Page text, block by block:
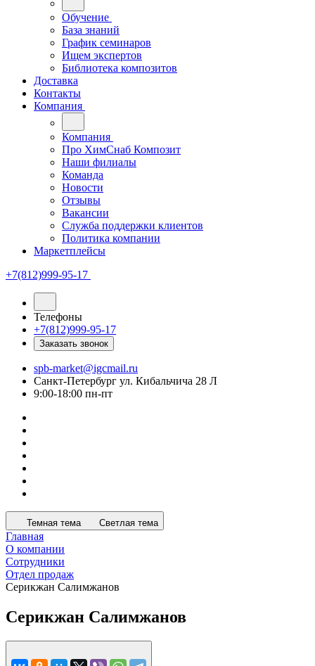
Обучение
База знаний
График семинаров
Ищем экспертов
Библиотека композитов
Доставка
Контакты
Компания
Компания
Про ХимСнаб Композит
Наши филиалы
Команда
Новости
Отзывы
Вакансии
Служба поддержки клиентов
Политика компании
Маркетплейсы
+7(812)999-95-17
Телефоны
+7(812)999-95-17
Заказать звонок
spb-market@igcmail.ru
Санкт-Петербург ул. Кибальчича 28 Л
9:00-18:00 пн-пт
Темная тема Светлая тема
Главная
О компании
Сотрудники
Отдел продаж
Серикжан Салимжанов
Серикжан Салимжанов